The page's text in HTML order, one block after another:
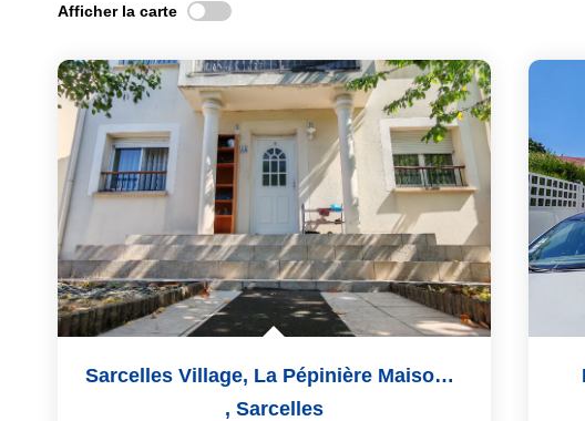
Afficher la carte
Sarcelles Village, La Pépinière Maison 6 Pièces, 160 M²
, Sarcelles